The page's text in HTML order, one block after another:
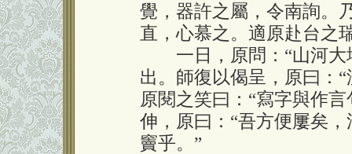
覺，器許之屬，令南詢。
直，心慕之。適原赴台之
一日，原問：“山河大
出。師復以偈呈，原曰：
原閱之笑曰：“寫字與作
伸，原曰：“吾方便屢矣
竇乎。”